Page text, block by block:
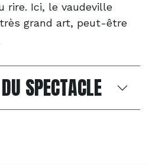
rire. Ici, le vaudeville
grand art, peut-être
SPECTACLE